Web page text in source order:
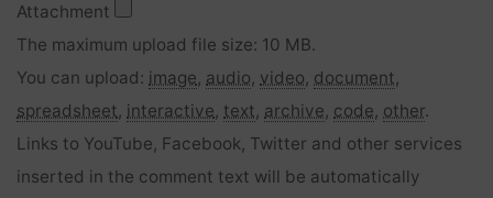
Attachment
The maximum upload file size: 10 MB.
You can upload: image, audio, video, document,
spreadsheet, interactive, text, archive, code, other.
Links to YouTube, Facebook, Twitter and other services
inserted in the comment text will be automatically